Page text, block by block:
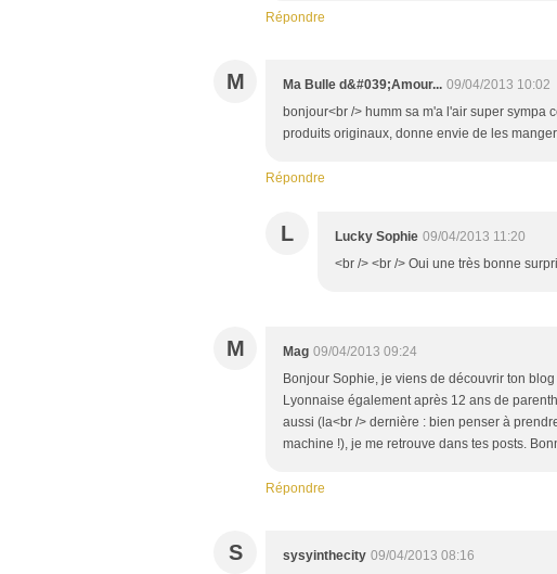
Répondre
M Ma Bulle d&#039;Amour... 09/04/2013 10:02
bonjour<br /> humm sa m'a l'air super sympa
produits originaux, donne envie de les
Répondre
L Lucky Sophie 09/04/2013 11:20
<br /> <br /> Oui une très bonne
M Mag 09/04/2013 09:24
Bonjour Sophie, je viens de découvrir ton
Lyonnaise également après 12 ans de
aussi (la<br /> dernière : bien penser à
machine !), je me retrouve dans tes posts.
Répondre
S sysyinthecity 09/04/2013 08:16